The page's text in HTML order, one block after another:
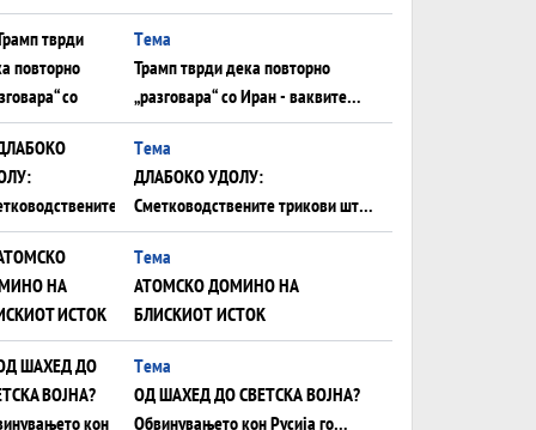
последниот голем монопол на
Западот?
Tема
Трамп тврди дека повторно
„разговара“ со Иран - ваквите
моменти се поопасни од
отворените закани
Tема
ДЛАБОКО УДОЛУ:
Сметководствените трикови што
го соборија ЕНРОН ги
применуваат гигантите за ВИ
Tема
АТОМСКО ДОМИНО НА
БЛИСКИОТ ИСТОК
Tема
ОД ШАХЕД ДО СВЕТСКА ВОЈНА?
Обвинувањето кон Русија го